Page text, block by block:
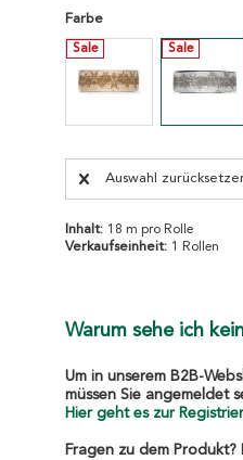
Farbe
Sale Sale
Auswahl
Inhalt: 18 m pro Rolle
Verkaufseinheit: 1 Rollen
Warum sehe ich
Um in unserem B2B-
müssen Sie angemeldet
Hier geht es zur
Fragen zu dem Produkt?